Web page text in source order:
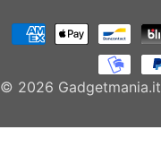
e
© 2026 Gadgetmania.it
Modalità
pagamento